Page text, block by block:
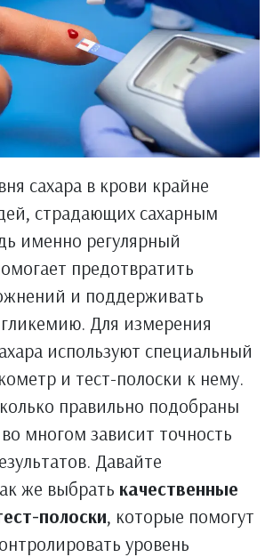
сахара в крови крайне
страдающих сахарным
именно регулярный
предотвратить
и поддерживать
Для измерения
используют специальный
и тест-полоски к нему.
правильно подобраны
многом зависит точность
Давайте
же выбрать качественные
полоски, которые помогут
уровень